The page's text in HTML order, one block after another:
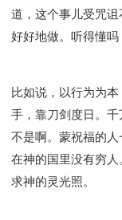
Y136课程 - 如何学
研习会01 - 如何读圣
研习会02 - 医治释放
研习会02 - 得着命
研习会02 - 得胜教
研习会03 - 医治释
道，这个事儿受咒
好好地做。听得懂吗
比如说，以行为为
手，靠刀剑度日。
不是啊。蒙祝福的
在神的国里没有穷
求神的灵光照。